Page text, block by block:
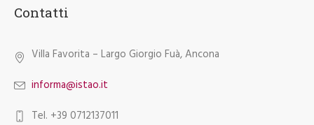
Contatti
Villa Favorita – Largo Giorgio Fuà, Ancona
informa@istao.it
Tel. +39 0712137011